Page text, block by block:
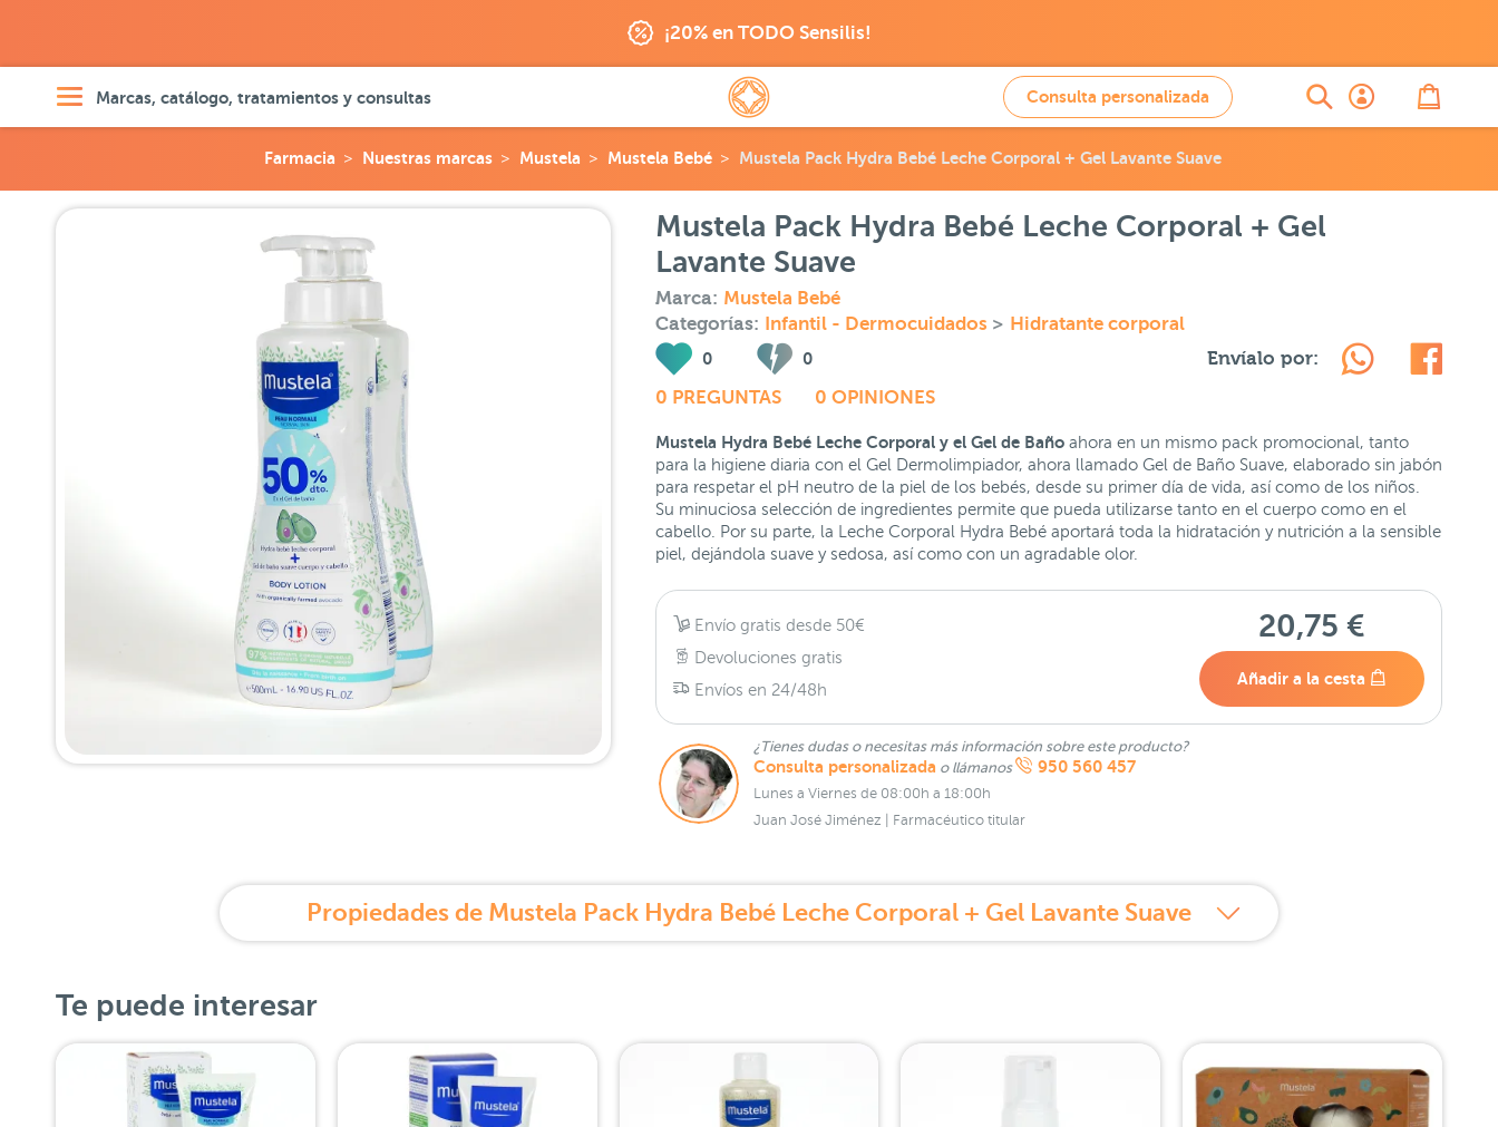
¡20% en TODO Sensilis!
Marcas, catálogo, tratamientos y consultas Consulta personalizada
Farmacia Nuestras marcas Mustela Mustela Bebé Mustela Pack Hydra Bebé Leche Corporal + Gel Lavante Suave
Mustela Pack Hydra Bebé Leche Corporal + Gel
Lavante Suave
Marca: Mustela Bebé
Categorías: Infantil - Dermocuidados > Hidratante corporal
0 0
0 PREGUNTAS 0 OPINIONES
Envíalo por:
Mustela Hydra Bebé Leche Corporal y el Gel de Bañoahora en un mismo pack promocional, tanto
para la higiene diaria con el Gel Dermolimpiador, ahora llamado Gel de Baño Suave, elaborado sin jabón
para respetar el pH neutro de la piel de los bebés, desde su primer día de vida, así como de los niños.
Su minuciosa selección de ingredientes permite que pueda utilizarse tanto en el cuerpo como en el
cabello. Por su parte, la Leche Corporal Hydra Bebé aportará toda la hidratación y nutrición a la sensible
piel, dejándola suave y sedosa, así como con un agradable olor.
Envío gratis desde 50€
Devoluciones gratis
Envíos en 24/48h
20,75 €
Añadir a la cesta
¿Tienes dudas o necesitas más información sobre este producto?
Consulta personalizada o llámanos 950 560 457
Lunes a Viernes de 08:00h a 18:00h
Juan José Jiménez | Farmacéutico titular
Propiedades de Mustela Pack Hydra Bebé Leche Corporal + Gel Lavante Suave
Te puede interesar